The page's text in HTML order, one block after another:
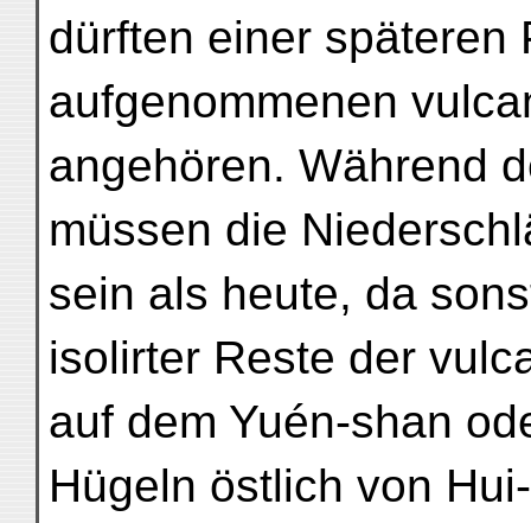
dürften einer späteren
aufgenommenen
angehören. Während
müssen die
sein als heute, da
isolirter Reste der
auf dem Yuén-shan
Hügeln östlich von